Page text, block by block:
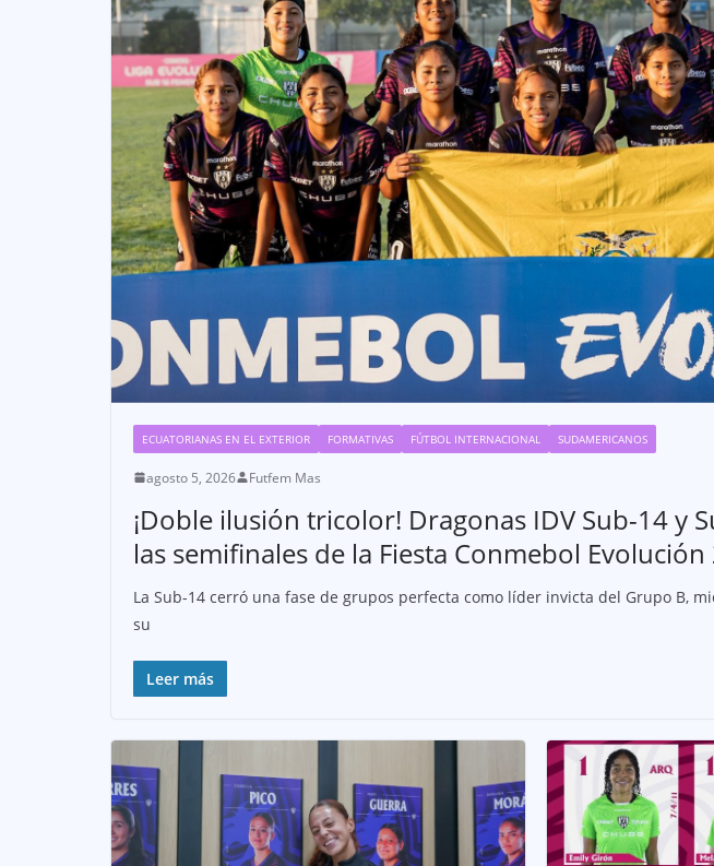
ECUATORIANAS EN EL EXTERIOR FORMATIVAS FÚTBOL INTERNACIONAL SUDAMERICANOS
agosto 5, 2026 Futfem Mas
¡Doble ilusión tricolor! Dragonas IDV Sub-14 y
las semifinales de la Fiesta Conmebol Evolución
La Sub-14 cerró una fase de grupos perfecta como líder invicta del Grupo B,
su
Leer más